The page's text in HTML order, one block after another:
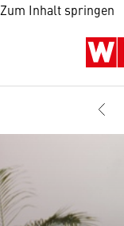
Zum Inhalt springen